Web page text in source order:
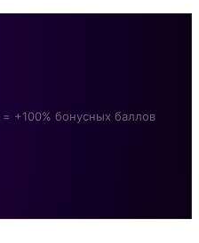
= +100% бонусных баллов